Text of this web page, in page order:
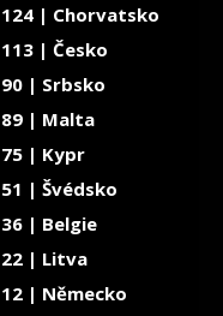
124 | Chorvatsko
113 | Česko
90 | Srbsko
89 | Malta
75 | Kypr
51 | Švédsko
36 | Belgie
22 | Litva
12 | Německo